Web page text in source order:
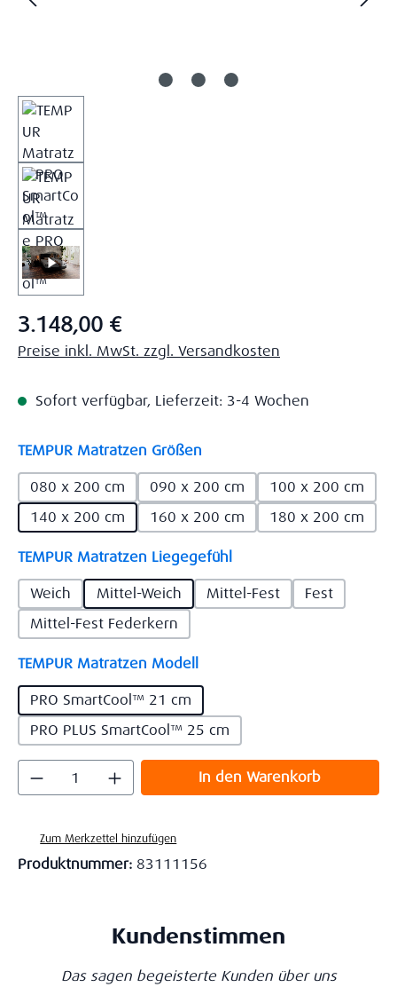
Regulärer Preis:
3.148,00 €
Preise inkl. MwSt. zzgl. Versandkosten
Sofort verfügbar, Lieferzeit: 3-4 Wochen
TEMPUR Matratzen Größen
080 x 200 cm
090 x 200 cm
100 x 200 cm
140 x 200 cm
160 x 200 cm 180 x 200 cm
TEMPUR Matratzen Liegegefühlauswählen
Weich
Mittel-Weich Mittel-Fest
Fest
Mittel-Fest Federkern
TEMPUR Matratzen Modell auswählen
PRO SmartCool™ 21 cm
PRO PLUS SmartCool™ 25 cm
Produkt Anzahl: Gib den gewünschten
In den Warenkorb
Zum Merkzettel hinzufügen
Produktnummer: 83111156
Kundenstimmen
Das sagen begeisterte Kunden über uns